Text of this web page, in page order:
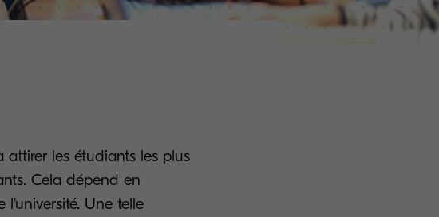
attirer les étudiants les plus
Cela dépend en
Une telle